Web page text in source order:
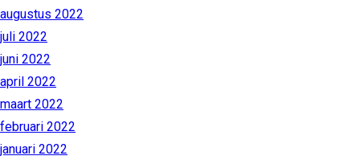
augustus 2022
juli 2022
juni 2022
april 2022
maart 2022
februari 2022
januari 2022